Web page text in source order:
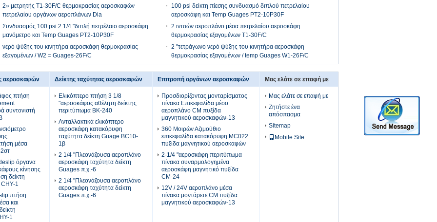
2» μετρητής T1-30F/C θερμοκρασίας αεροσκαφών
πετρελαίου οργάνων αεροπλάνων Dia
100 psi δείκτη πίεσης συνδυασμό διπλού πετρελαίου
αεροσκάφη και Temp Guages PT2-10P30F
Συνδυασμός 100 psi 2 1/4 "διπλή πετρέλαιο αεροσκάφη
μανόμετρο και Temp Guages PT2-10P30F
2 ιντσών αεροπλάνο μέσα πετρελαίου αεροσκάφη
θερμοκρασίας εξαγομένων Τ1-30F/C
νερό ψύξης του κινητήρα αεροσκάφη θερμοκρασίας
εξαγομένων / W2 = Guages-26F/C
2 "τετράγωνο νερό ψύξης του κινητήρα αεροσκάφη
θερμοκρασίας εξαγομένων / temp Guages W1-26F/C
αεροσκαφών
πτήση
συντονιστή
μέσα
όργανα
κίνησης
δείκτη
1
πτήση
και
1
Δείκτης ταχύτητας αεροσκαφών
Ελικόπτερο πτήση 3 1/8
"αεροσκάφος αθέλητη δείκτης
περιτύπωμα BK-240
Ανταλλακτικά ελικόπτερο
αεροσκάφη κατακόρυφη
ταχύτητα δείκτη Guage BC10-
1β
2 1/4 "Πλεονάζουσα αεροπλάνο
αεροσκάφη ταχύτητα δείκτη
Guages π.χ.-6
2 1/4 "Πλεονάζουσα αεροπλάνο
αεροσκάφη ταχύτητα δείκτη
Guages π.χ.-6
Επιτροπή οργάνων αεροσκαφών
Προσδιορίζοντας μονταρίσματος
πίνακα Επικεφαλίδα μέσο
αεροπλάνο CM πυξίδα
μαγνητικού αεροσκαφών-13
360 Μοιρών Αζιμούθιο
επικεφαλίδα κατακόρυφη MC022
πυξίδα μαγνητικού αεροσκαφών
2-1/4 "αεροσκάφη περιτύπωμα
πίνακα συναρμολογημένα
αεροσκάφη μαγνητικό πυξίδα
CM-24
12V / 24V αεροπλάνο μέσα
πίνακα μοντάρετε CM πυξίδα
μαγνητικού αεροσκαφών-13
Μας ελάτε σε επαφή με
Μας ελάτε σε επαφή με
Ζητήστε ένα
απόσπασμα
Sitemap
Mobile Site